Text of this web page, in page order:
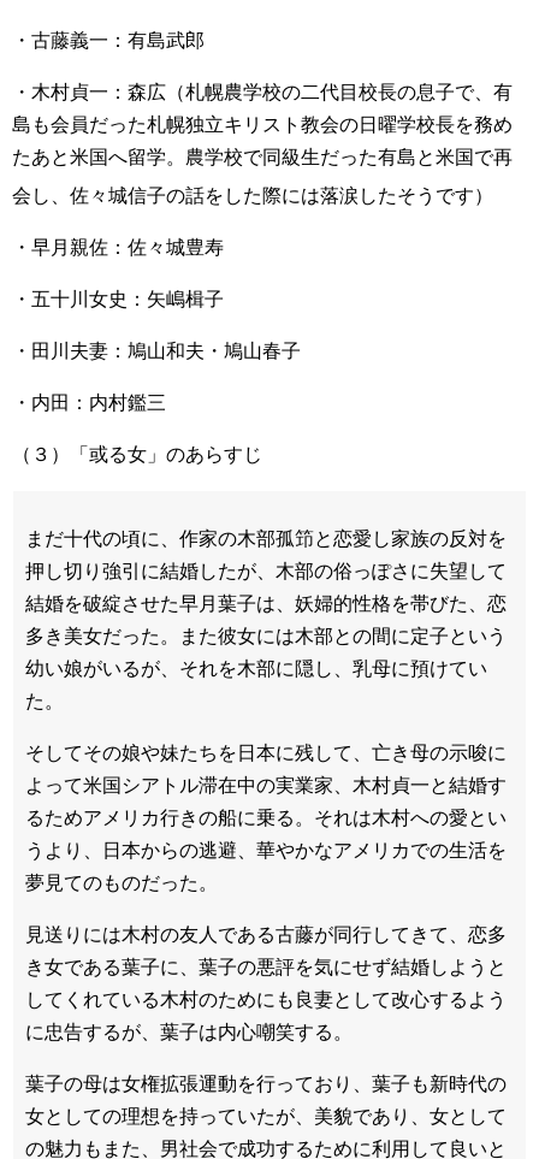
・古藤義一：有島武郎
・木村貞一：森広（札幌農学校の二代目校長の息子で、有
島も会員だった札幌独立キリスト教会の日曜学校長を務め
たあと米国へ留学。農学校で同級生だった有島と米国で再
会し、佐々城信子の話をした際には落涙したそうです）
・早月親佐：佐々城豊寿
・五十川女史：矢嶋楫子
・田川夫妻：鳩山和夫・鳩山春子
・内田：内村鑑三
（３）「或る女」のあらすじ
まだ十代の頃に、作家の木部孤笻と恋愛し家族の反対を
押し切り強引に結婚したが、木部の俗っぽさに失望して
結婚を破綻させた早月葉子は、妖婦的性格を帯びた、恋
多き美女だった。また彼女には木部との間に定子という
幼い娘がいるが、それを木部に隠し、乳母に預けてい
た。
そしてその娘や妹たちを日本に残して、亡き母の示唆に
よって米国シアトル滞在中の実業家、木村貞一と結婚す
るためアメリカ行きの船に乗る。それは木村への愛とい
うより、日本からの逃避、華やかなアメリカでの生活を
夢見てのものだった。
見送りには木村の友人である古藤が同行してきて、恋多
き女である葉子に、葉子の悪評を気にせず結婚しようと
してくれている木村のためにも良妻として改心するよう
に忠告するが、葉子は内心嘲笑する。
葉子の母は女権拡張運動を行っており、葉子も新時代の
女としての理想を持っていたが、美貌であり、女として
の魅力もまた、男社会で成功するために利用して良いと